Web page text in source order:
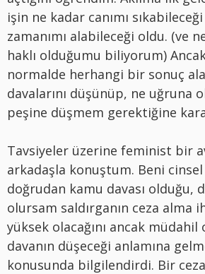
işin ne kadar canımı
zamanımı alabileceği oldu. (ve
haklı olduğumu biliyorum)
normalde herhangi bir sonuç
davalarını düşünüp, ne uğruna
peşine düşmem gerektiğine
Tavsiyeler üzerine feminist bir
arkadaşla konuştum. Beni cinsel
doğrudan kamu davası olduğu,
olursam saldırganın ceza alma
yüksek olacağını ancak müdahil
davanın düşeceği anlamına
konusunda bilgilendirdi. Bir ceza